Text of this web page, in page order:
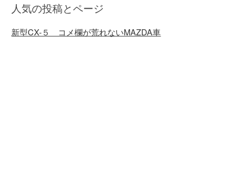
人気の投稿とページ
新型CX-５ コメ欄が荒れないMAZDA車